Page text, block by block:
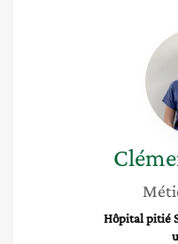
Hôpital pitié